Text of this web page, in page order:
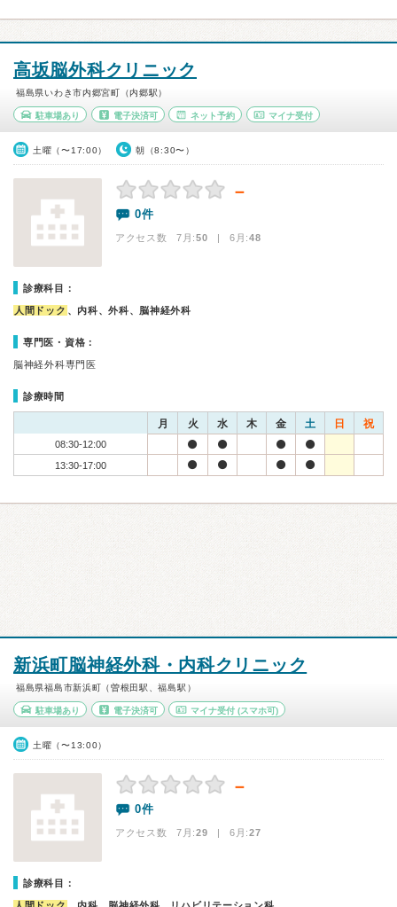
高坂脳外科クリニック
福島県いわき市内郷宮町（内郷駅）
駐車場あり 電子決済可 ネット予約 マイナ受付
土曜（〜17:00） 朝（8:30〜）
－
0件
アクセス数 7月:50 | 6月:48
診療科目：
人間ドック 、内科、外科、脳神経外科
専門医・資格：
脳神経外科専門医
診療時間
月 火 水 木 金 土 日 祝
08:30-12:00
13:30-17:00
新浜町脳神経外科・内科クリニック
福島県福島市新浜町（曽根田駅、福島駅）
駐車場あり 電子決済可 マイナ受付 (スマホ可)
土曜（〜13:00）
－
0件
アクセス数 7月:29 | 6月:27
診療科目：